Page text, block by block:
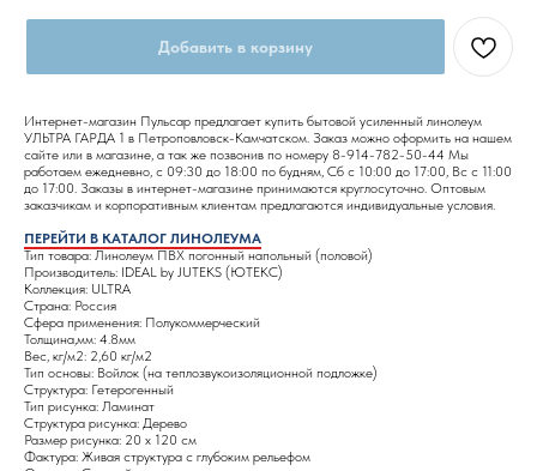
Добавить в корзину
Интернет-магазин Пульсар предлагает купить бытовой усиленный линолеум
УЛЬТРА ГАРДА 1 в Петроповловск-Камчатском. Заказ можно оформить на нашем
сайте или в магазине, а так же позвонив по номеру 8-914-782-50-44 Мы
работаем ежедневно, с 09:30 до 18:00 по будням, Сб с 10:00 до 17:00, Вс с 11:00
до 17:00. Заказы в интернет-магазине принимаются круглосуточно. Оптовым
заказчикам и корпоративным клиентам предлагаются индивидуальные условия.
ПЕРЕЙТИ В КАТАЛОГ ЛИНОЛЕУМА
Тип товара: Линолеум ПВХ погонный напольный (половой)
Производитель: IDEAL by JUTEKS (ЮТЕКС)
Коллекция: ULTRA
Страна: Россия
Сфера применения: Полукоммерческий
Толщина,мм: 4.8мм
Вес, кг/м2: 2,60 кг/м2
Тип основы: Войлок (на теплозвукоизоляционной подложке)
Структура: Гетерогенный
Тип рисунка: Ламинат
Структура рисунка: Дерево
Размер рисунка: 20 х 120 см
Фактура: Живая структура с глубоким рельефом